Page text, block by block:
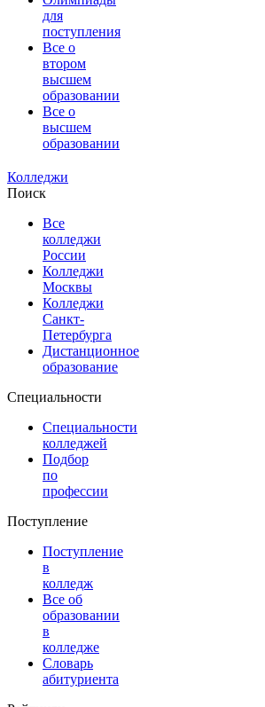
для
поступления
Все о
втором
высшем
образовании
Все о
высшем
образовании
Колледжи
Поиск
Все
колледжи
России
Колледжи
Москвы
Колледжи
Санкт-
Петербурга
Дистанционное
образование
Специальности
Специальности
колледжей
Подбор
по
профессии
Поступление
Поступление
в
колледж
Все об
образовании
в
колледже
Словарь
абитуриента